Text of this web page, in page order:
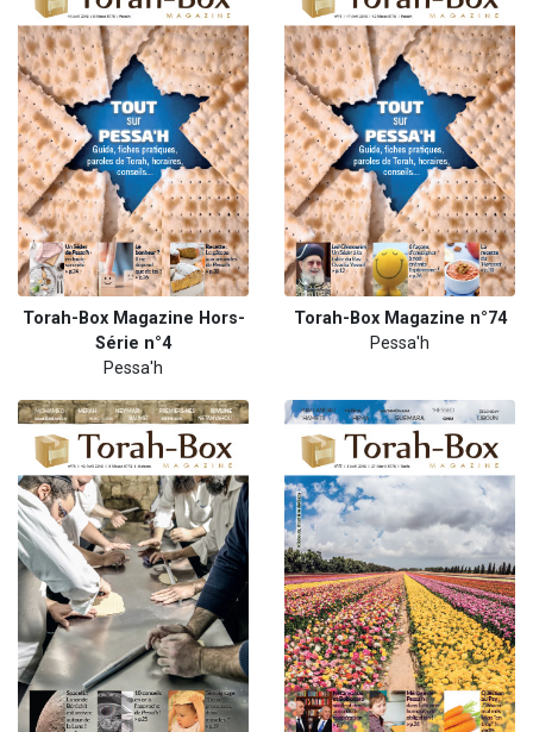
Torah-Box Magazine Hors-
Série n°4
Pessa'h
Torah-Box Magazine n°74
Pessa'h